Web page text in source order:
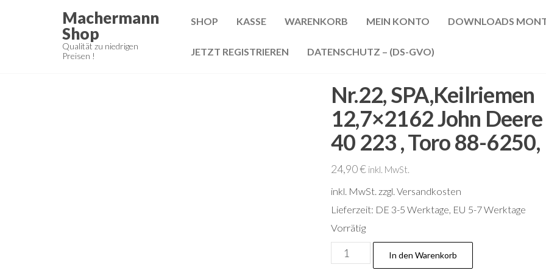
Machermann
Shop
Qualität zu niedrigen
Preisen !
SHOP KASSE WARENKORB MEIN KONTO DOWNLOADS
JETZT REGISTRIEREN DATENSCHUTZ – (DS-GVO)
Nr.22, SPA,Keilriemen
12,7×2162 John
40 223 , Toro 88-6250,
24,90€ inkl. MwSt.
inkl. MwSt. zzgl. Versandkosten
Lieferzeit: DE 3-5 Werktage, EU 5-7 Werktage
Vorrätig
Nr.22,
SPA,Keilriemen
In den Warenkorb